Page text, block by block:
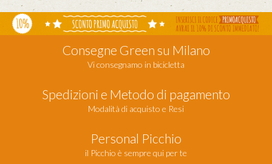
Consegne Green su Milano
Vi consegnamo in bicicletta
Spedizioni e Metodo di pagamento
Modalità di acquisto e Resi
Personal Picchio
il Picchio è sempre qui per te